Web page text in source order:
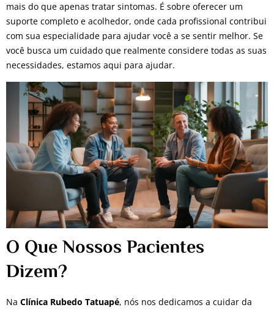
mais do que apenas tratar sintomas. É sobre oferecer um
suporte completo e acolhedor, onde cada profissional contribui
com sua especialidade para ajudar você a se sentir melhor. Se
você busca um cuidado que realmente considere todas as suas
necessidades, estamos aqui para ajudar.
O Que Nossos Pacientes
Dizem?
Na Clínica Rubedo Tatuapé, nós nos dedicamos a cuidar da